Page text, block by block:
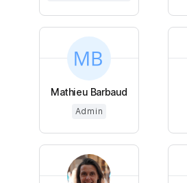
Mathieu Barbaud
Admin